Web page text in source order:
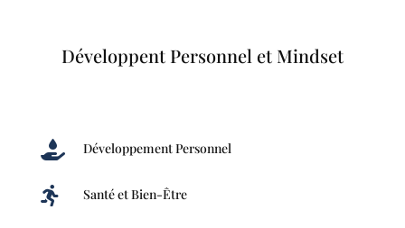
Développent Personnel et Mindset
 Développement Personnel
 Santé et Bien-Être